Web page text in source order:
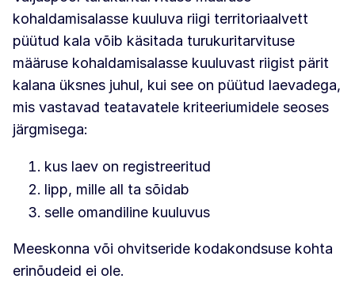
kohaldamisalasse kuuluva riigi territoriaalvett
püütud kala võib käsitada turukuritarvituse
määruse kohaldamisalasse kuuluvast riigist pärit
kalana üksnes juhul, kui see on püütud laevadega,
mis vastavad teatavatele kriteeriumidele seoses
järgmisega:
kus laev on registreeritud
lipp, mille all ta sõidab
selle omandiline kuuluvus
Meeskonna või ohvitseride kodakondsuse kohta
erinõudeid ei ole.